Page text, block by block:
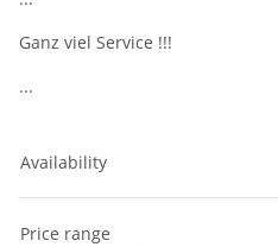
Ganz viel Service !!!
...
Availability
Price range